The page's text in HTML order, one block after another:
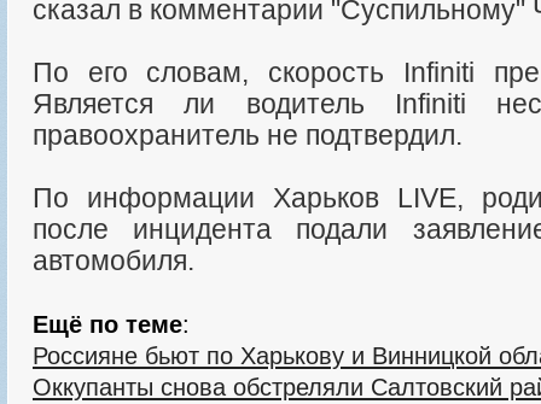
сказал в комментарии "Суспильному"
По его словам, скорость Infiniti
Является ли водитель Infiniti
правоохранитель не подтвердил.
По информации Харьков LIVE,
после инцидента подали
автомобиля.
Ещё по теме:
Россияне бьют по Харькову и Винницкой
Оккупанты снова обстреляли Салтовский